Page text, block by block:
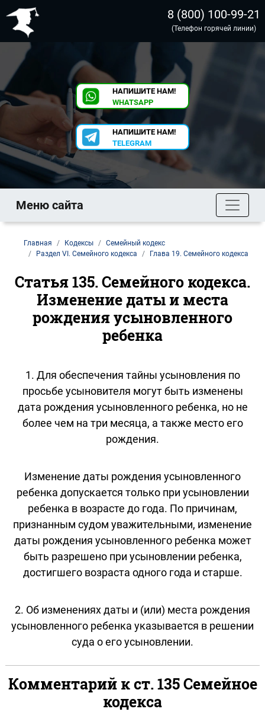
8 (800) 100-99-21
(Телефон горячей линии)
НАПИШИТЕ НАМ!
WHATSAPP
НАПИШИТЕ НАМ!
TELEGRAM
Меню сайта
Главная Кодексы
Семейный кодекс
Раздел VI. Семейного кодекса
Глава 19. Семейного кодекса
Статья 135. Семейного кодекса.
Изменение даты и места
рождения усыновленного
ребенка
1. Для обеспечения тайны усыновления по
просьбе усыновителя могут быть изменены
дата рождения усыновленного ребенка, но не
более чем на три месяца, а также место его
рождения.
Изменение даты рождения усыновленного
ребенка допускается только при усыновлении
ребенка в возрасте до года. По причинам,
признанным судом уважительными, изменение
даты рождения усыновленного ребенка может
быть разрешено при усыновлении ребенка,
достигшего возраста одного года и старше.
2. Об изменениях даты и (или) места рождения
усыновленного ребенка указывается в решении
суда о его усыновлении.
Комментарий к ст. 135 Семейное
кодекса